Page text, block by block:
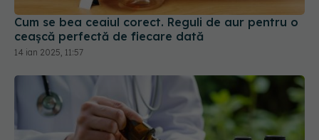
Cum se bea ceaiul corect. Reguli de aur pentru o
ceașcă perfectă de fiecare dată
14 ian 2025, 11:57